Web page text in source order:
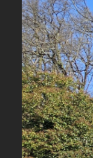
CONTACTEZ-
NOUS
REJOIGNEZ-
NOUS